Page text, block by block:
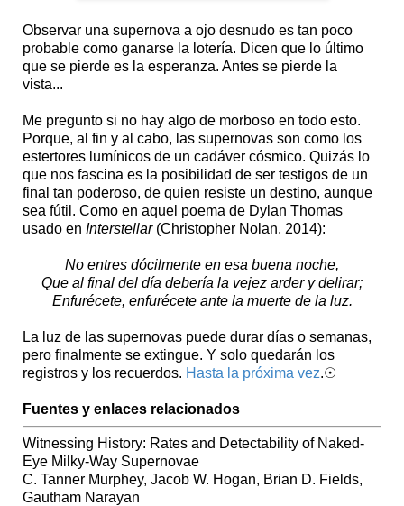
Observar una supernova a ojo desnudo es tan poco
probable como ganarse la lotería. Dicen que lo último
que se pierde es la esperanza. Antes se pierde la
vista...
Me pregunto si no hay algo de morboso en todo esto.
Porque, al fin y al cabo, las supernovas son como los
estertores lumínicos de un cadáver cósmico. Quizás lo
que nos fascina es la posibilidad de ser testigos de un
final tan poderoso, de quien resiste un destino, aunque
sea fútil. Como en aquel poema de Dylan Thomas
usado en Interstellar (Christopher Nolan, 2014):
No entres dócilmente en esa buena noche,
Que al final del día debería la vejez arder y delirar;
Enfurécete, enfurécete ante la muerte de la luz.
La luz de las supernovas puede durar días o semanas,
pero finalmente se extingue. Y solo quedarán los
registros y los recuerdos. Hasta la próxima vez.☉
Fuentes y enlaces relacionados
Witnessing History: Rates and Detectability of Naked-
Eye Milky-Way Supernovae
C. Tanner Murphey, Jacob W. Hogan, Brian D. Fields,
Gautham Narayan